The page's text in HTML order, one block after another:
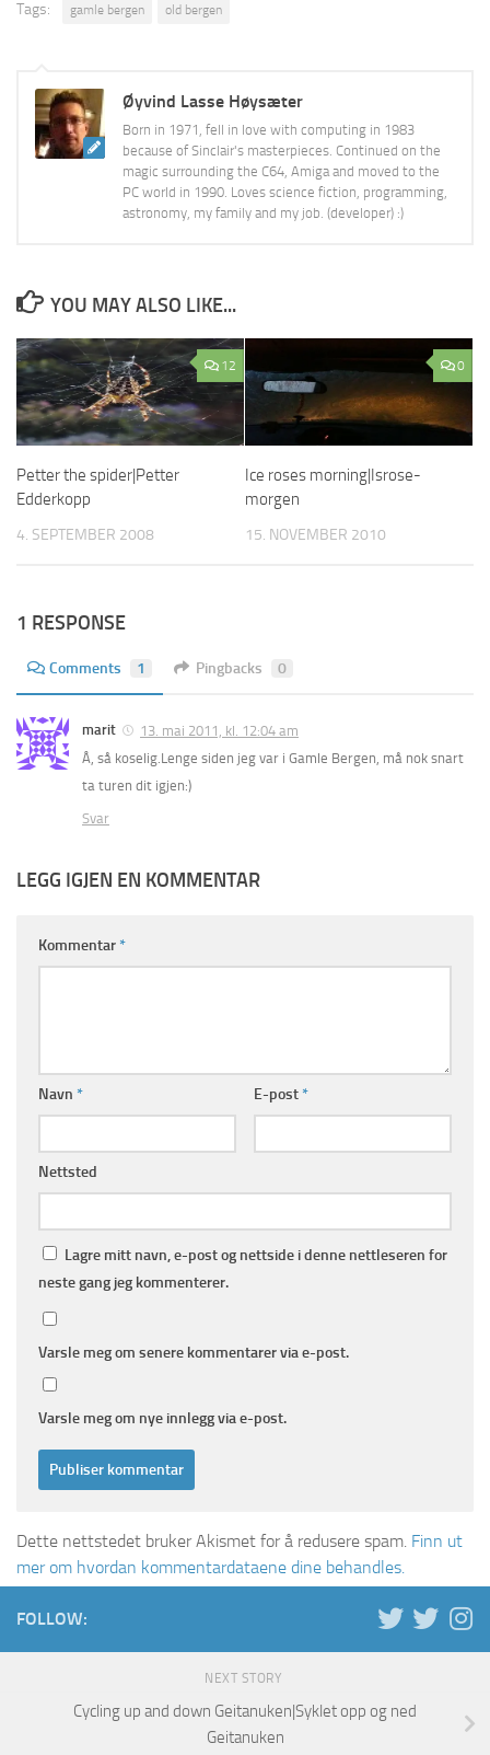
Tags: gamle bergen old bergen
Øyvind Lasse Høysæter
Born in 1971, fell in love with computing in 1983
because of Sinclair's masterpieces. Continued on the
magic surrounding the C64, Amiga and moved to the
PC world in 1990. Loves science fiction, programming,
astronomy, my family and my job. (developer) :)
YOU MAY ALSO LIKE...
12
Petter the spider|Petter
Edderkopp
4. SEPTEMBER 2008
0
Ice roses morning|Isrose-
morgen
15. NOVEMBER 2010
1 RESPONSE
Comments 1 Pingbacks 0
marit
13. mai 2011, kl. 12:04 am
Å, så koselig.Lenge siden jeg var i Gamle Bergen, må nok snart
ta turen dit igjen:)
Svar
LEGG IGJEN EN KOMMENTAR
Kommentar*
Navn * E-post*
Nettsted
Lagre mitt navn, e-post og nettside i denne nettleseren for
neste gang jeg kommenterer.
Varsle meg om senere kommentarer via e-post.
Varsle meg om nye innlegg via e-post.
Dette nettstedet bruker Akismet for å redusere spam. Finn ut
mer om hvordan kommentardataene dine behandles.
FOLLOW:
NEXT STORY
Cycling up and down Geitanuken|Syklet opp og ned
Geitanuken